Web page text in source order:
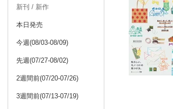
新刊 / 新作
本日発売
今週(08/03-08/09)
先週(07/27-08/02)
2週間前(07/20-07/26)
3週間前(07/13-07/19)